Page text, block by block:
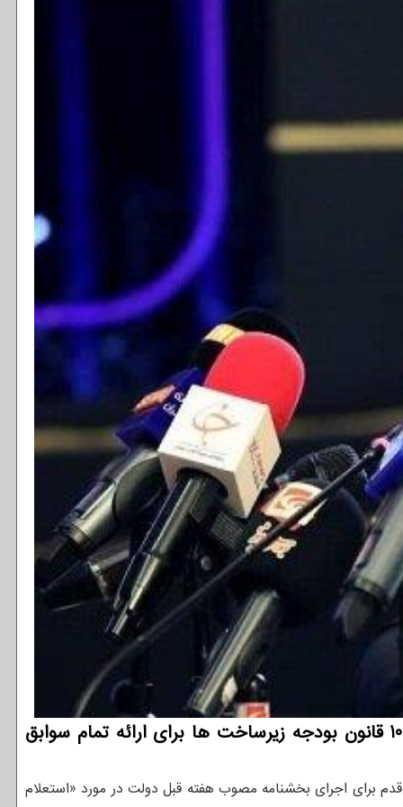
به گزارش توسعه دهندگان، وزیر ارتباطات و فناوری اطلاعات اظهار داشت: طبق مصوبه جز 4 بند ک تبصره 10 قانون بودجه زیرساخت ها برای ارائه تمام سوابق
برای اجرای بخشنامه مصوب هفته قبل دولت در مورد «استعلام